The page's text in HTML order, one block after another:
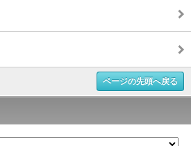
ページの先頭へ戻る